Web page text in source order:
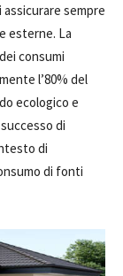
sempre
esterne. La
consumi
l’80% del
ecologico e
di
di
di fonti